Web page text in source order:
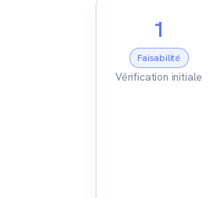
1
Faisabilité
Vérification initiale